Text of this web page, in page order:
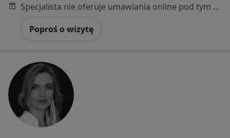
Specjalista nie oferuje umawiania online pod tym adresem.
Poproś o wizytę